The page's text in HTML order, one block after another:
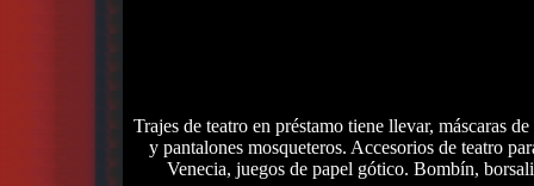
Trajes de teatro en préstamo tiene llevar, máscaras
y pantalones mosqueteros. Accesorios de teatro
Venecia, juegos de papel gótico. Bombín,